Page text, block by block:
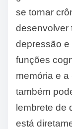
se tornar
desenvolver
depressão e
funções
memória e
também
lembrete de
está